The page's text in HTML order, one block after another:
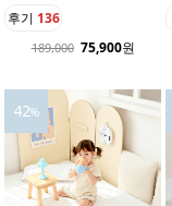
후기 136
189,000 75,900원
42%